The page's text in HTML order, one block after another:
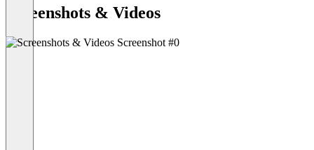
Screenshots & Videos